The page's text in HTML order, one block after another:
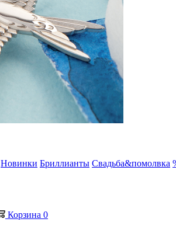
Новинки Бриллианты Свадьба&помолвка
Корзина 0